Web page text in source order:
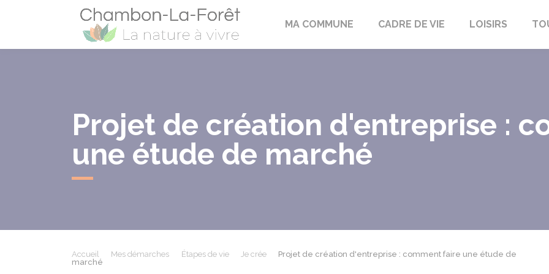
Chambon-la-Fôret
MA COMMUNE CADRE DE VIE LOISIRS
Projet de création d'entreprise :
une étude de marché
Accueil Mes démarches Étapes de vie Je crée
Projet de création d'entreprise : comment faire une étude de
marché